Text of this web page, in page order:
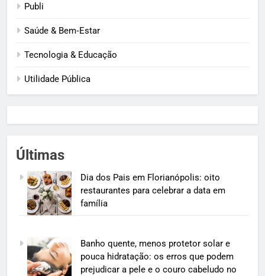
Publi
Saúde & Bem‑Estar
Tecnologia & Educação
Utilidade Pública
Últimas
Dia dos Pais em Florianópolis: oito
restaurantes para celebrar a data em
família
Banho quente, menos protetor solar e
pouca hidratação: os erros que podem
prejudicar a pele e o couro cabeludo no